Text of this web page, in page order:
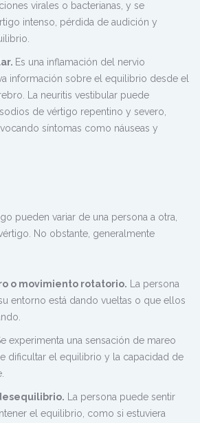
virales o bacterianas, y se
intenso, pérdida de audición y
Es una inflamación del nervio
información sobre el equilibrio desde el
La neuritis vestibular puede
de vértigo repentino y severo,
síntomas como náuseas y
pueden variar de una persona a otra,
No obstante, generalmente
o movimiento rotatorio. La persona
entorno está dando vueltas o que ellos
experimenta una sensación de mareo
dificultar el equilibrio y la capacidad de
La persona puede sentir
el equilibrio, como si estuviera